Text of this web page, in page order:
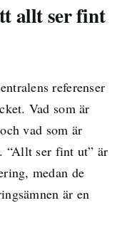
allt ser fint
referenser
Vad som är
vad som är
“Allt ser fint ut” är
medan de
är en